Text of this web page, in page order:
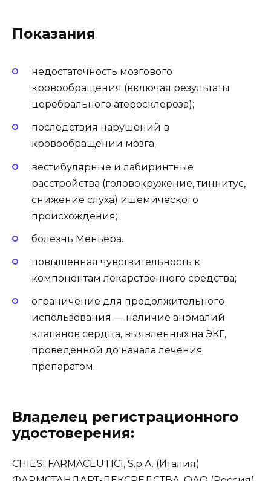
Показания
недостаточность мозгового
кровообращения (включая результаты
церебрального атеросклероза);
последствия нарушений в
кровообращении мозга;
вестибулярные и лабиринтные
расстройства (головокружение, тиннитус,
снижение слуха) ишемического
происхождения;
болезнь Меньера.
повышенная чувствительность к
компонентам лекарственного средства;
ограничение для продолжительного
использования — наличие аномалий
клапанов сердца, выявленных на ЭКГ,
проведенной до начала лечения
препаратом.
Владелец регистрационного
удостоверения:
CHIESI FARMACEUTICI, S.p.A. (Италия)